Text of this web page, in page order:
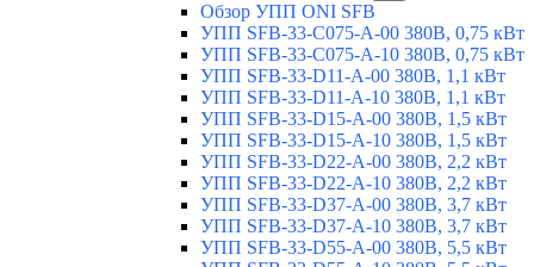
Обзор УПП ONI SFB
УПП SFB-33-C075-A-00 380В, 0,75 кВт
УПП SFB-33-C075-A-10 380В, 0,75 кВт
УПП SFB-33-D11-A-00 380В, 1,1 кВт
УПП SFB-33-D11-A-10 380В, 1,1 кВт
УПП SFB-33-D15-A-00 380В, 1,5 кВт
УПП SFB-33-D15-A-10 380В, 1,5 кВт
УПП SFB-33-D22-A-00 380В, 2,2 кВт
УПП SFB-33-D22-A-10 380В, 2,2 кВт
УПП SFB-33-D37-A-00 380В, 3,7 кВт
УПП SFB-33-D37-A-10 380В, 3,7 кВт
УПП SFB-33-D55-A-00 380В, 5,5 кВт